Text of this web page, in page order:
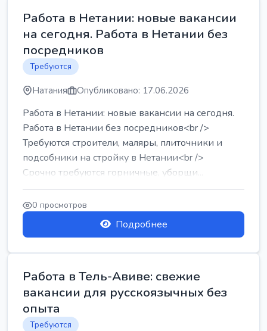
Работа в Нетании: новые вакансии
на сегодня. Работа в Нетании без
посредников
Требуются
Натания Опубликовано: 17.06.2026
Работа в Нетании: новые вакансии на сегодня.
Работа в Нетании без посредников<br />
Требуются строители, маляры, плиточники и
подсобники на стройку в Нетании<br />
Срочно требуются горничные, уборщи...
0 просмотров
Подробнее
Работа в Тель-Авиве: свежие
вакансии для русскоязычных без
опыта
Требуются